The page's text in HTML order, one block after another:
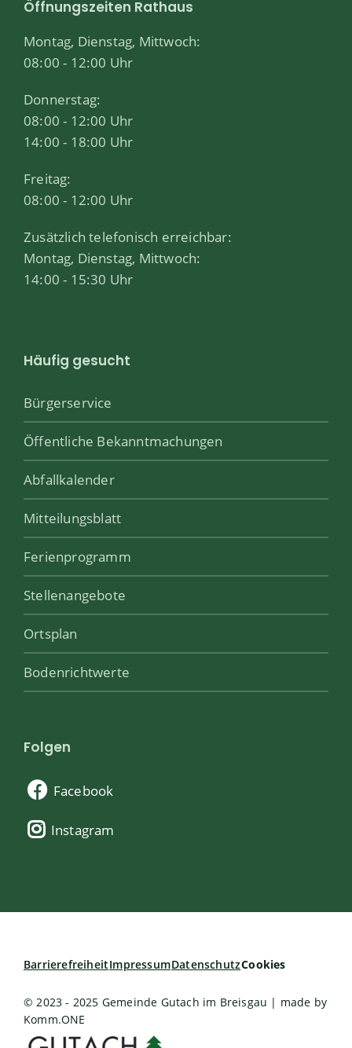
Öffnungszeiten Rathaus
Montag, Dienstag, Mittwoch:
08:00 - 12:00 Uhr
Donnerstag:
08:00 - 12:00 Uhr
14:00 - 18:00 Uhr
Freitag:
08:00 - 12:00 Uhr
Zusätzlich telefonisch erreichbar:
Montag, Dienstag, Mittwoch:
14:00 - 15:30 Uhr
Häufig gesucht
Bürgerservice
Öffentliche Bekanntmachungen
Abfallkalender
Mitteilungsblatt
Ferienprogramm
Stellenangebote
Ortsplan
Bodenrichtwerte
Folgen
Facebook
Instagram
BarrierefreiheitImpressumDatenschutzCookies
© 2023 - 2025 Gemeinde Gutach im Breisgau | made by
Komm.ONE